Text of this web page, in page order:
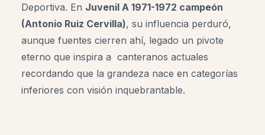
Deportiva. En Juvenil A 1971-1972 campeón
(Antonio Ruiz Cervilla), su influencia perduró,
aunque fuentes cierren ahí, legado un pivote
eterno que inspira a canteranos actuales
recordando que la grandeza nace en categorías
inferiores con visión inquebrantable.